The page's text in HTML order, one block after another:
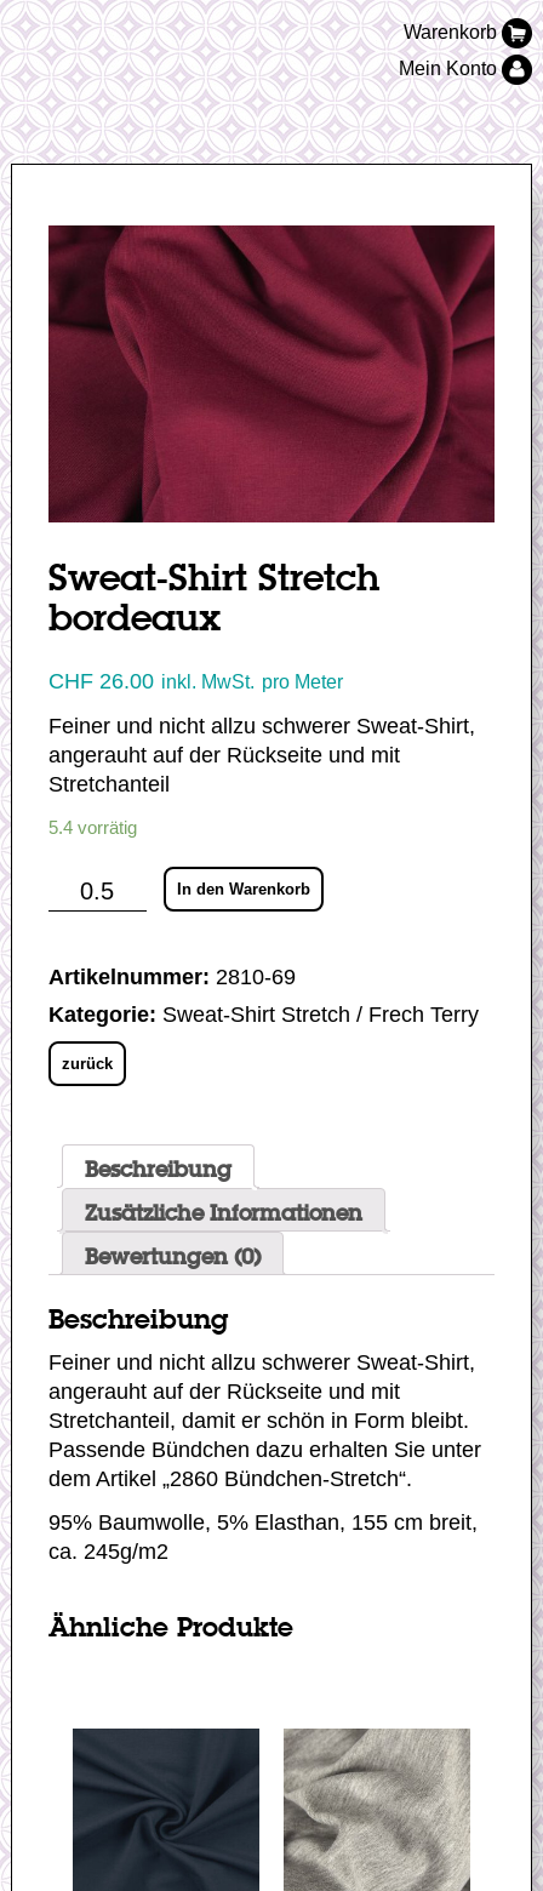
Warenkorb
Mein Konto
Sweat-Shirt Stretch
bordeaux
CHF26.00 inkl. MwSt. pro Meter
Feiner und nicht allzu schwerer Sweat-Shirt,
angerauht auf der Rückseite und mit
Stretchanteil
5.4 vorrätig
Shirt
Stretch
In den Warenkorb
Artikelnummer: 2810-69
Kategorie: Sweat-Shirt Stretch / Frech Terry
zurück
Beschreibung
Zusätzliche Informationen
Bewertungen (0)
Beschreibung
Feiner und nicht allzu schwerer Sweat-Shirt,
angerauht auf der Rückseite und mit
Stretchanteil, damit er schön in Form bleibt.
Passende Bündchen dazu erhalten Sie unter
dem Artikel „2860 Bündchen-Stretch“.
95% Baumwolle, 5% Elasthan, 155 cm breit,
ca. 245g/m2
Ähnliche Produkte